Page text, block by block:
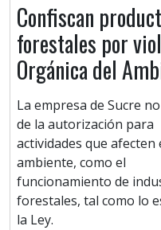
Confiscan
forestales por
Orgánica del
La empresa de Sucre
de la autorización para
actividades que afecten
ambiente, como el
funcionamiento de
forestales, tal como lo
la Ley.